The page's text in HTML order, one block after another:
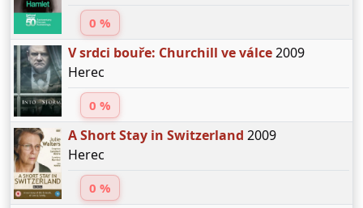
0 %
V srdci bouře: Churchill ve válce2009
Herec
0 %
A Short Stay in Switzerland 2009
Herec
0 %